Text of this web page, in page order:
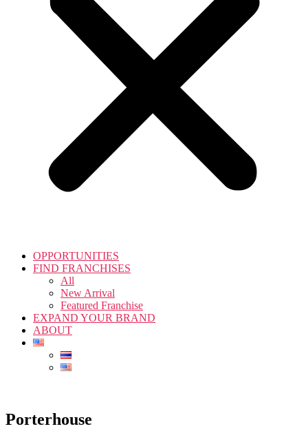
OPPORTUNITIES
FIND FRANCHISES
All
New Arrival
Featured Franchise
EXPAND YOUR BRAND
ABOUT
Porterhouse